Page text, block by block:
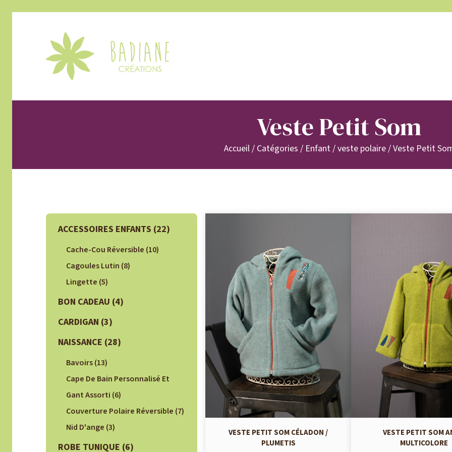
Veste Petit Som
Accueil/ Catégories / Enfant/veste polaire/ Veste Petit
ACCESSOIRES ENFANTS (22)
Cache-Cou Réversible (10)
Cagoules Lutin (8)
Lingette (5)
BON CADEAU (4)
CARDIGAN (3)
NAISSANCE (28)
Bavoirs(13)
Cape De Bain Personnalisé Et
Gant Assorti (6)
Couverture Polaire Réversible (7)
Nid D'ange (3)
ROBE TUNIQUE (6)
VESTE PETIT SOM CÉLADON /
PLUMETIS
VESTE PETIT SOM
MULTICOLORE